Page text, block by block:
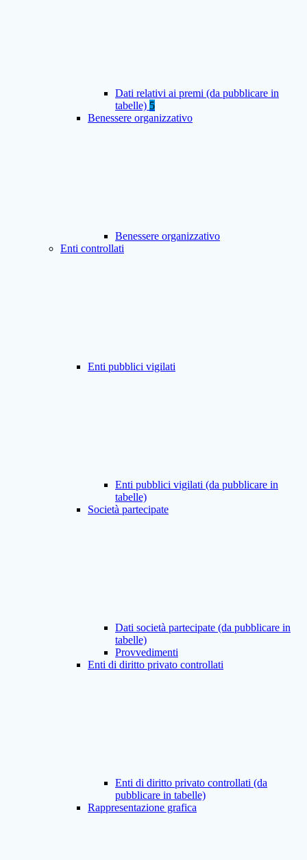
Dati relativi ai premi (da pubblicare in
tabelle) 5
Benessere organizzativo
Benessere organizzativo
Enti controllati
Enti pubblici vigilati
Enti pubblici vigilati (da pubblicare in
tabelle)
Società partecipate
Dati società partecipate (da pubblicare in
tabelle)
Provvedimenti
Enti di diritto privato controllati
Enti di diritto privato controllati (da
pubblicare in tabelle)
Rappresentazione grafica